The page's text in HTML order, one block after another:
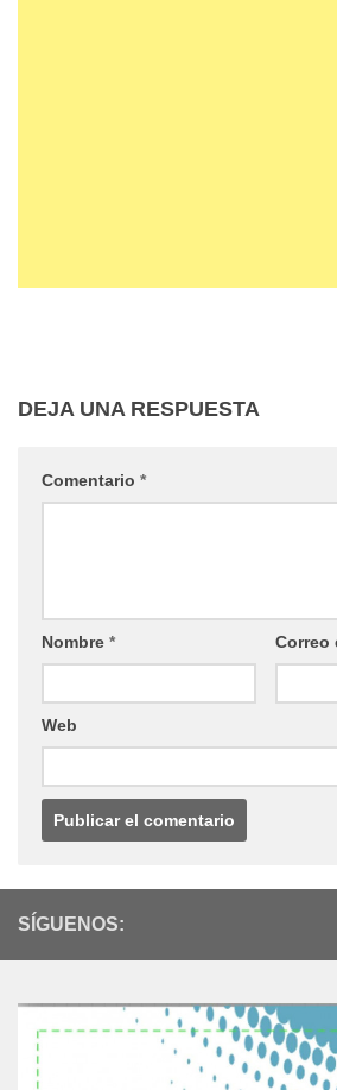
DEJA UNA RESPUESTA
Comentario *
Nombre * Correo
Web
SÍGUENOS: